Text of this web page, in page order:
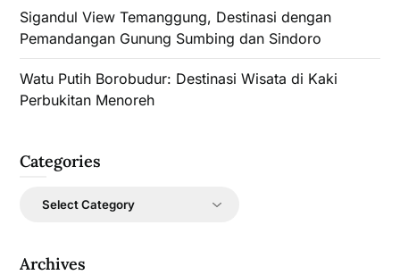
Sigandul View Temanggung, Destinasi dengan
Pemandangan Gunung Sumbing dan Sindoro
Watu Putih Borobudur: Destinasi Wisata di Kaki
Perbukitan Menoreh
Categories
Categories
Archives